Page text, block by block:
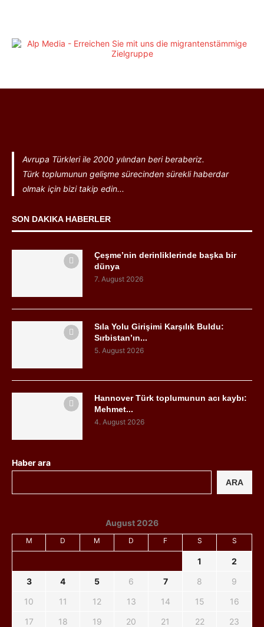
Avrupa Türkleri ile 2000 yılından beri beraberiz.
Türk toplumunun gelişme sürecinden sürekli haberdar
olmak için bizi takip edin...
SON DAKIKA HABERLER
Çeşme’nin derinliklerinde başka bir
dünya
7. August 2026
Sıla Yolu Girişimi Karşılık Buldu:
Sırbistan’ın...
5. August 2026
Hannover Türk toplumunun acı kaybı:
Mehmet...
4. August 2026
Haber ara
ARA
August 2026
M D M D F S S
1
2
3
4 5 6 7 8
9
10
11 12 13 14 15
16
17
18 19 20 21 22 23